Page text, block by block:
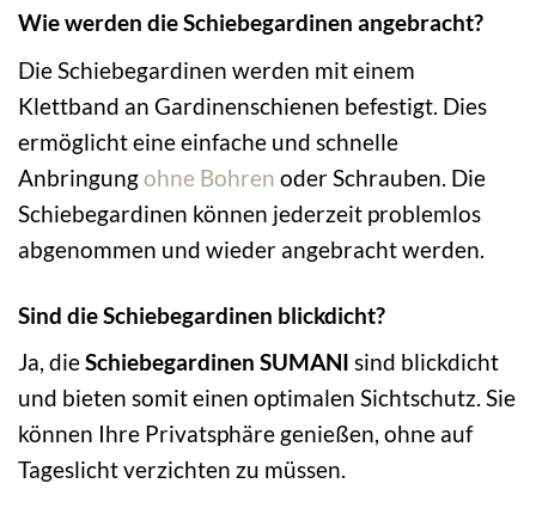
Wie werden die Schiebegardinen angebracht?
Die Schiebegardinen werden mit einem
Klettband an Gardinenschienen befestigt. Dies
ermöglicht eine einfache und schnelle
Anbringungohne Bohren oder Schrauben. Die
Schiebegardinen können jederzeit problemlos
abgenommen und wieder angebracht werden.
Sind die Schiebegardinen blickdicht?
Ja, dieSchiebegardinen SUMANI sind blickdicht
und bieten somit einen optimalen Sichtschutz. Sie
können Ihre Privatsphäre genießen, ohne auf
Tageslicht verzichten zu müssen.